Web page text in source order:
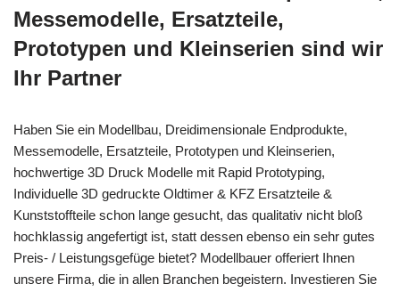
Messemodelle, Ersatzteile,
Prototypen und Kleinserien sind wir
Ihr Partner
Haben Sie ein Modellbau, Dreidimensionale Endprodukte,
Messemodelle, Ersatzteile, Prototypen und Kleinserien,
hochwertige 3D Druck Modelle mit Rapid Prototyping,
Individuelle 3D gedruckte Oldtimer & KFZ Ersatzteile &
Kunststoffteile schon lange gesucht, das qualitativ nicht bloß
hochklassig angefertigt ist, statt dessen ebenso ein sehr gutes
Preis- / Leistungsgefüge bietet? Modellbauer offeriert Ihnen
unsere Firma, die in allen Branchen begeistern. Investieren Sie